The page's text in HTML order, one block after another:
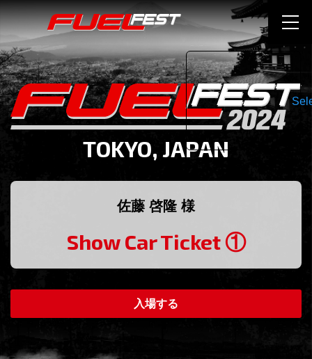
TOKYO, JAPAN
佐藤 啓隆 様
Show Car Ticket ①